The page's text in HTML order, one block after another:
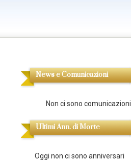
News e Comunicazioni
Non ci sono comunicazioni
Ultimi Ann. di Morte
Oggi non ci sono anniversari